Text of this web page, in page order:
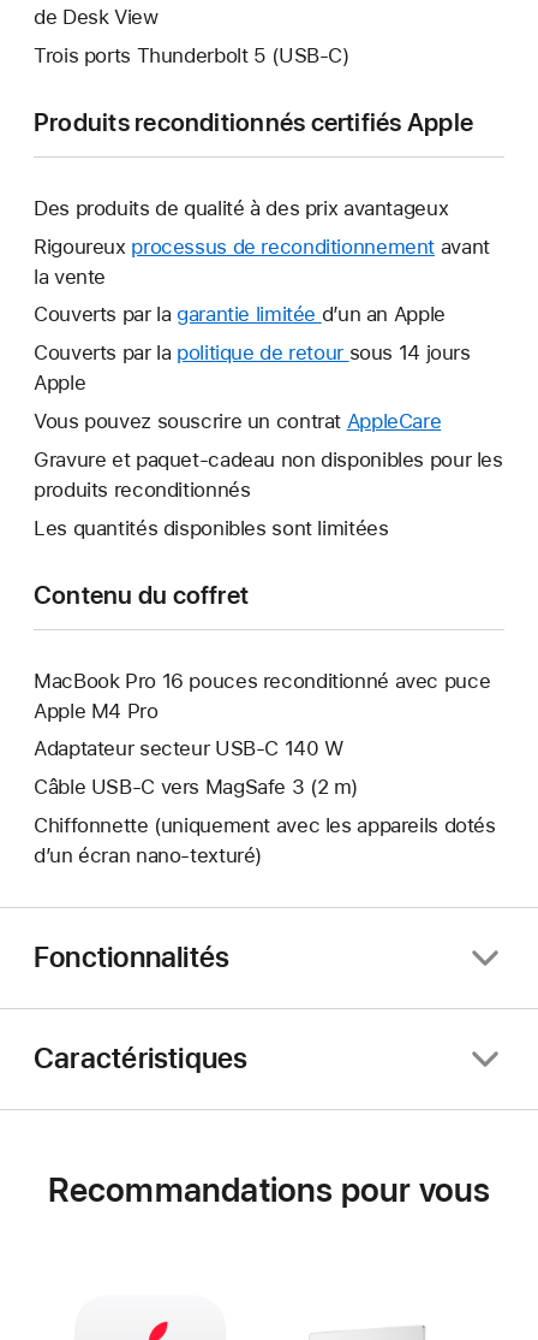
de Desk View
Trois ports Thunderbolt 5 (USB‑C)
Produits reconditionnés certifiés Apple
Des produits de qualité à des prix avantageux
Rigoureux processus de reconditionnement avant
la vente
Couverts par la garantie limitée Une
nouvelle
d’un an Apple
Couverts par la politique de retour Une
fenêtre
sous 14 jours
Apple
Vous pouvez souscrire un contrat AppleCare
nouvelle
Gravure et paquet-cadeau non disponibles pour les
produits reconditionnés
Les quantités disponibles sont limitées
Contenu du coffret
MacBook Pro 16 pouces reconditionné avec puce
Apple M4 Pro
Adaptateur secteur USB-C 140 W
Câble USB-C vers MagSafe 3 (2 m)
Chiffonnette (uniquement avec les appareils dotés
d’un écran nano‑texturé)
Fonctionnalités
Caractéristiques
Recommandations pour vous